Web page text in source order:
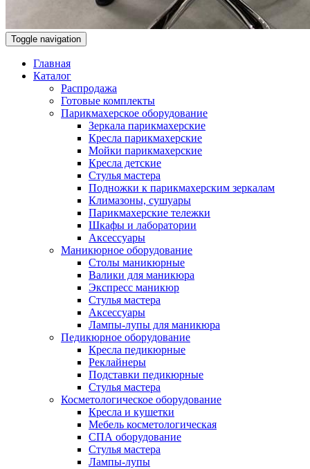
Toggle navigation
Главная
Каталог
Распродажа
Готовые комплекты
Парикмахерское оборудование
Зеркала парикмахерские
Кресла парикмахерские
Мойки парикмахерские
Кресла детские
Стулья мастера
Подножки к парикмахерским зеркалам
Климазоны, сушуары
Парикмахерские тележки
Шкафы и лаборатории
Аксессуары
Маникюрное оборудование
Столы маникюрные
Валики для маникюра
Экспресс маникюр
Стулья мастера
Аксессуары
Лампы-лупы для маникюра
Педикюрное оборудование
Кресла педикюрные
Реклайнеры
Подставки педикюрные
Стулья мастера
Косметологическое оборудование
Кресла и кушетки
Мебель косметологическая
СПА оборудование
Стулья мастера
Лампы-лупы